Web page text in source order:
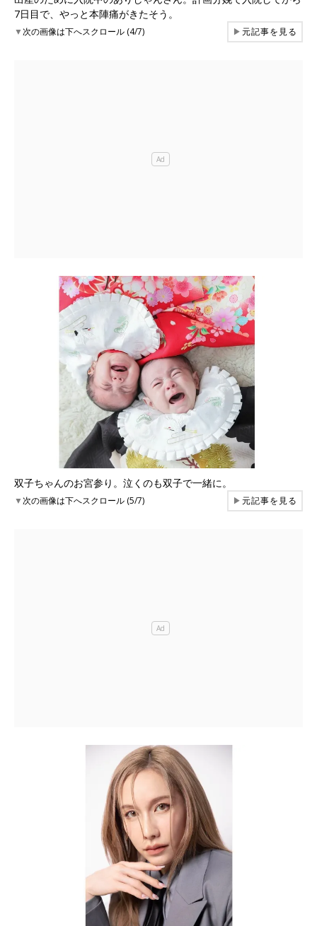
7日目で、やっと本陣痛がきたそう。
▼次の画像は下へスクロール (4/7) ▶元記事を見る
双子ちゃんのお宮参り。泣くのも双子で一緒に。
▼次の画像は下へスクロール (5/7) ▶元記事を見る